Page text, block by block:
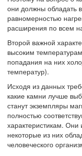
они должны обладать
равномерностью
расширения по всем
Второй важной
высоким
попадания на них
температур).
Исходя из данных
какие камни лучше
станут экземпляры
полностью
характеристикам.
некоторые из них
человеческого